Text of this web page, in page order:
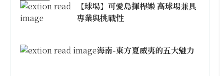
【球場】可愛島揮桿樂 高球場兼具
專業與挑戰性
海南-東方夏威夷的五大魅力